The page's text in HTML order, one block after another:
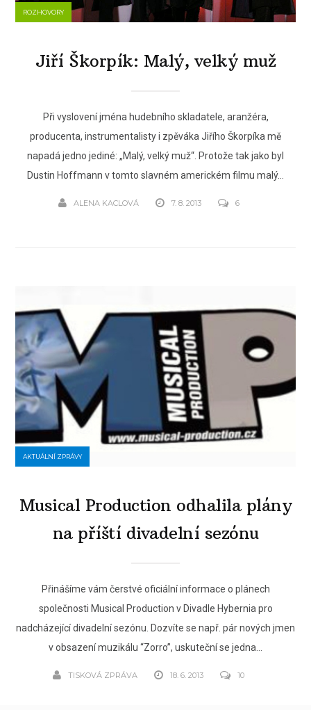
ROZHOVORY
Jiří Škorpík: Malý, velký muž
Při vyslovení jména hudebního skladatele, aranžéra,
producenta, instrumentalisty i zpěváka Jiřího Škorpíka mě
napadá jedno jediné: „Malý, velký muž“. Protože tak jako byl
Dustin Hoffmann v tomto slavném americkém filmu malý...
ALENA KACLOVÁ 7. 8. 2013 6
AKTUÁLNÍ ZPRÁVY
Musical Production odhalila plány
na příští divadelní sezónu
Přinášíme vám čerstvé oficiální informace o plánech
společnosti Musical Production v Divadle Hybernia pro
nadcházející divadelní sezónu. Dozvíte se např. pár nových jmen
v obsazení muzikálu “Zorro”, uskuteční se jedna...
TISKOVÁ ZPRÁVA 18. 6. 2013 10